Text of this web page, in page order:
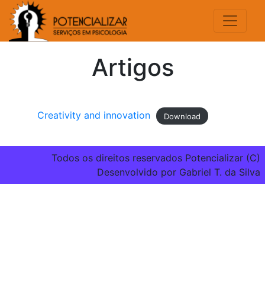
Artigos
Creativity and innovation Download
Todos os direitos reservados Potencializar (C)
Desenvolvido por Gabriel T. da Silva